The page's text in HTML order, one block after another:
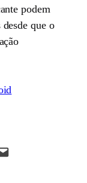
podem
que o
WhatsApp
this Page